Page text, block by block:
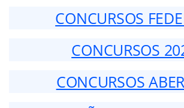
CONCURSOS
CONCURSOS
CONCURSOS